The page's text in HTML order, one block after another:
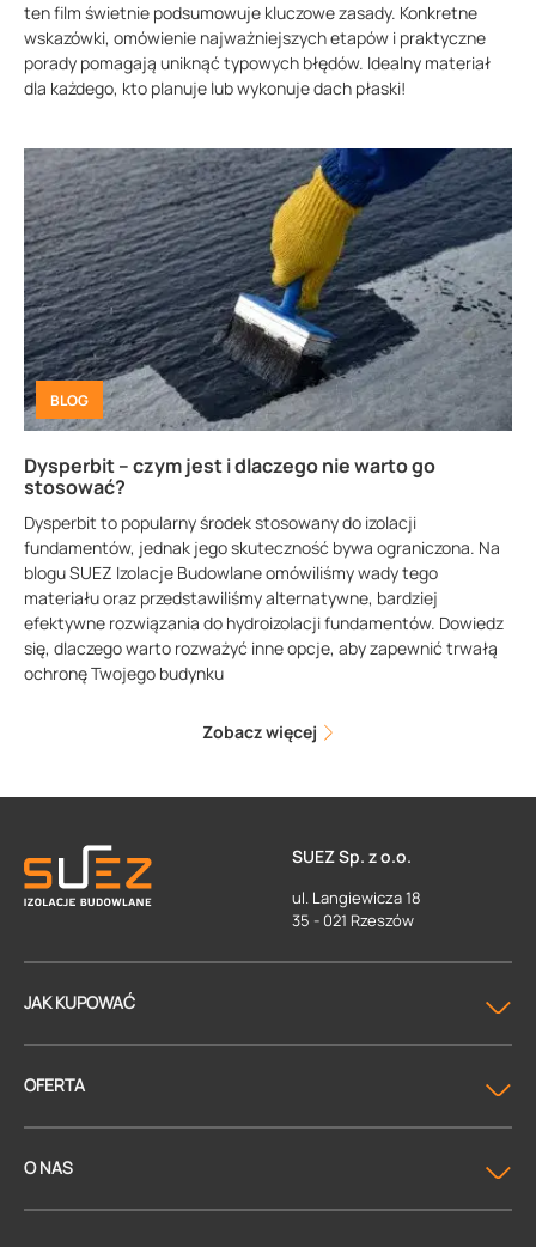
ten film świetnie podsumowuje kluczowe zasady. Konkretne
wskazówki, omówienie najważniejszych etapów i praktyczne
porady pomagają uniknąć typowych błędów. Idealny materiał
dla każdego, kto planuje lub wykonuje dach płaski!
BLOG
Dysperbit – czym jest i dlaczego nie warto go
stosować?
Dysperbit to popularny środek stosowany do izolacji
fundamentów, jednak jego skuteczność bywa ograniczona. Na
blogu SUEZ Izolacje Budowlane omówiliśmy wady tego
materiału oraz przedstawiliśmy alternatywne, bardziej
efektywne rozwiązania do hydroizolacji fundamentów. Dowiedz
się, dlaczego warto rozważyć inne opcje, aby zapewnić trwałą
ochronę Twojego budynku
Zobacz więcej
SUEZ Sp. z o.o.
ul. Langiewicza 18
35 - 021 Rzeszów
JAK KUPOWAĆ
OFERTA
O NAS